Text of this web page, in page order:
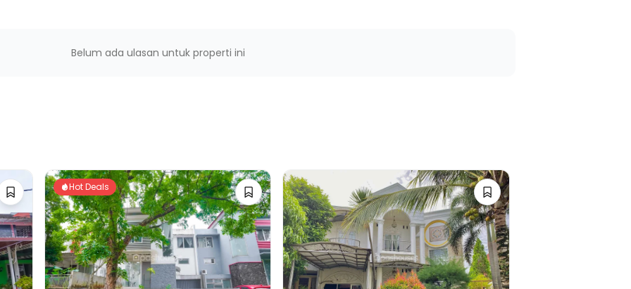
Belum ada ulasan untuk properti ini
Hot Deals